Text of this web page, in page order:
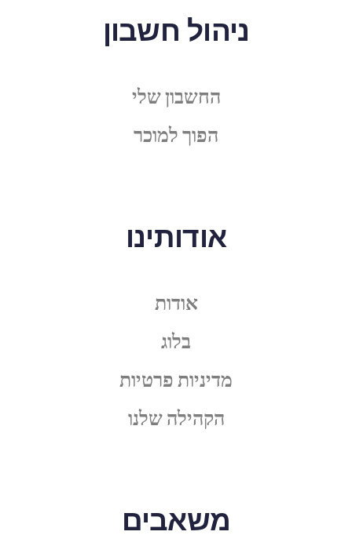
ניהול חשבון
החשבון שלי
הפוך למוכר
אודותינו
אודות
בלוג
מדיניות פרטיות
הקהילה שלנו
משאבים